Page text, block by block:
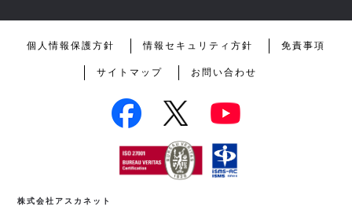
個人情報保護方針 情報セキュリティ方針 免責事項
サイトマップ お問い合わせ
株式会社アスカネット